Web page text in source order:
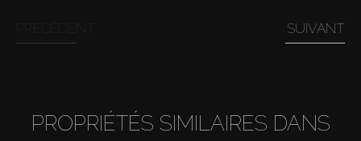
SUIVANT
PROPRIÉTÉS SIMILAIRES DANS